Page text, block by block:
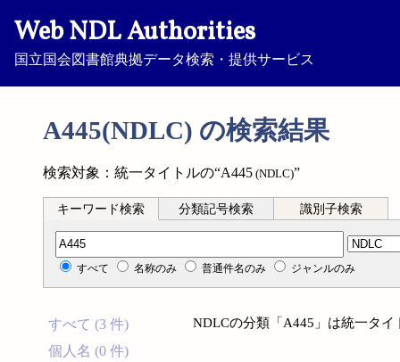
Web NDL Authorities
国立国会図書館典拠データ検索・提供サービス
A445(NDLC) の検索結果
検索対象：統一タイトルの“A445 (NDLC)”
キーワード検索 分類記号検索 識別子検索
分類記号検索
すべて 名称のみ 普通件名のみ ジャンルのみ
すべて (3 件)
個人名 (0 件)
NDLCの分類「A445」は統一タ